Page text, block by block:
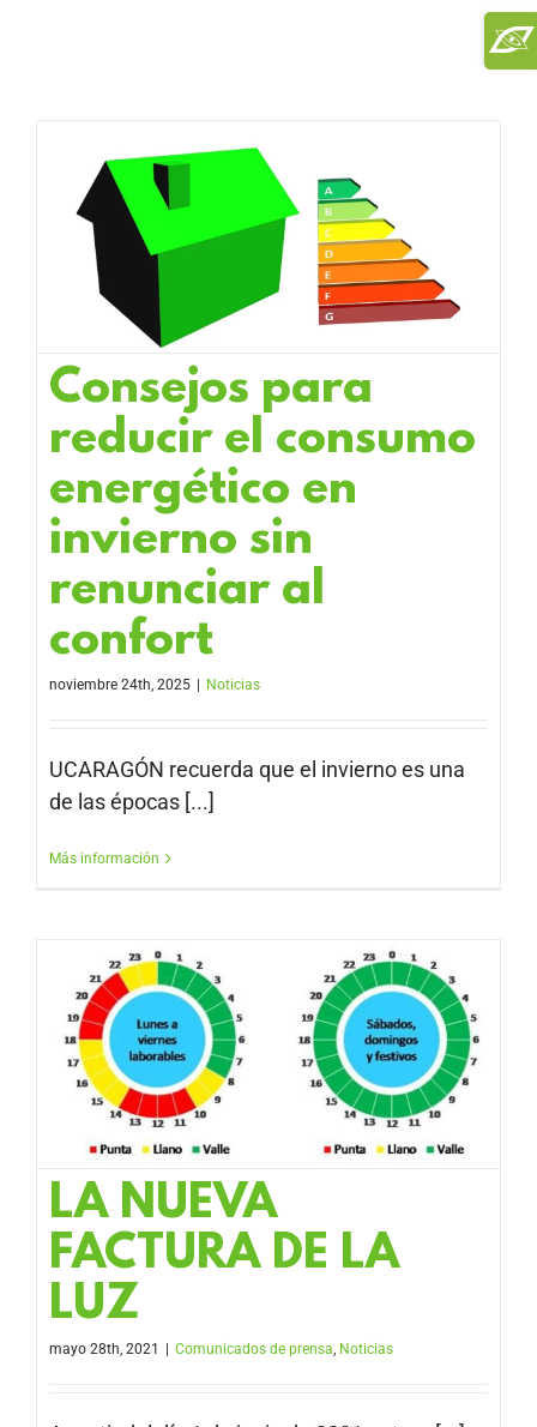
Consejos para
reducir el consumo
energético en
invierno sin
renunciar al
confort
noviembre 24th, 2025 Noticias
UCARAGÓN recuerda que el invierno es una
de las épocas [...]
Más información
LA NUEVA
FACTURA DE LA
LUZ
mayo 28th, 2021 Comunicados de prensa, Noticias